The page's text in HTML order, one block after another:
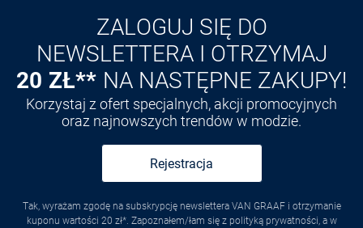
ZALOGUJ SIĘ DO
NEWSLETTERA I OTRZYMAJ
20 ZŁ** NA NASTĘPNE ZAKUPY!
Korzystaj z ofert specjalnych, akcji promocyjnych
oraz najnowszych trendów w modzie.
Rejestracja
Tak, wyrażam zgodę na subskrypcję newslettera VAN GRAAF i otrzymanie
kuponu wartości 20 zł*. Zapoznałem/łam się z polityką prywatności, a w